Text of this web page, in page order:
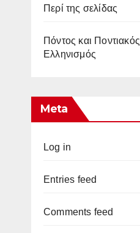
Περί της σελίδας
Πόντος και Ποντιακός
Ελληνισμός
Meta
Log in
Entries feed
Comments feed